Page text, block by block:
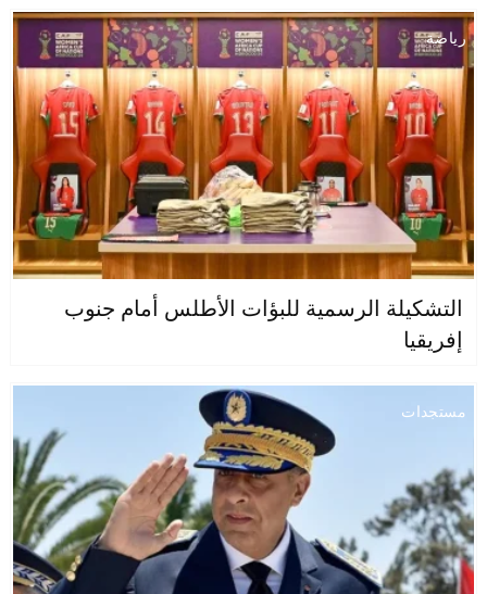
رياضة
التشكيلة الرسمية للبؤات الأطلس أمام جنوب
إفريقيا
مستجدات